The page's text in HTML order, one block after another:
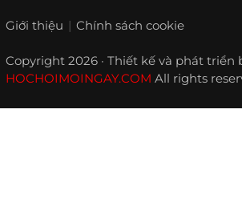
Giới thiệu Chính sách cookie
Copyright 2026 · Thiết kế và phát triển
HOCHOIMOINGAY.COM All rights